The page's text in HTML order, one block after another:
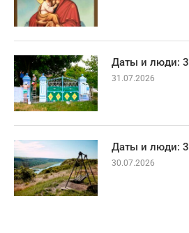
Даты и люди:
31.07.2026
Даты и люди:
30.07.2026